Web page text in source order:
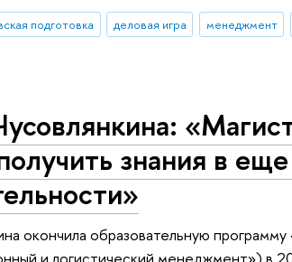
подготовка деловая игра менеджмент
знания в
окончила образовательную
и логистический менеджмент») в